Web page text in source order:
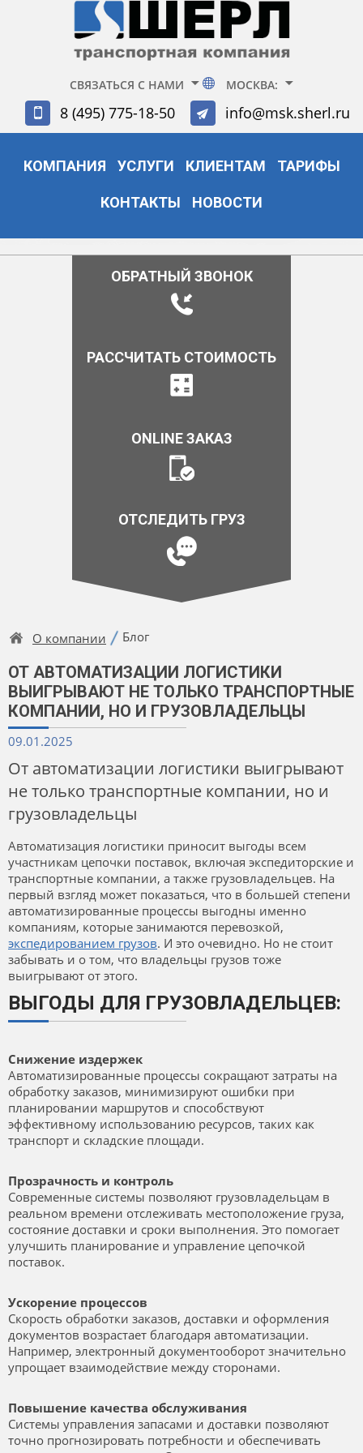
СВЯЗАТЬСЯ С НАМИ МОСКВА:
8 (495) 775-18-50 info@msk.sherl.ru
КОМПАНИЯ УСЛУГИ КЛИЕНТАМ ТАРИФЫ
КОНТАКТЫ НОВОСТИ
ОБРАТНЫЙ ЗВОНОК
РАССЧИТАТЬ СТОИМОСТЬ
ONLINE ЗАКАЗ
ОТСЛЕДИТЬ ГРУЗ
О компании Блог
ОТ АВТОМАТИЗАЦИИ ЛОГИСТИКИ
ВЫИГРЫВАЮТ НЕ ТОЛЬКО ТРАНСПОРТНЫЕ
КОМПАНИИ, НО И ГРУЗОВЛАДЕЛЬЦЫ
09.01.2025
От автоматизации логистики выигрывают
не только транспортные компании, но и
грузовладельцы
Автоматизация логистики приносит выгоды всем
участникам цепочки поставок, включая экспедиторские и
транспортные компании, а также грузовладельцев. На
первый взгляд может показаться, что в большей степени
автоматизированные процессы выгодны именно
компаниям, которые занимаются перевозкой,
экспедированием грузов. И это очевидно. Но не стоит
забывать и о том, что владельцы грузов тоже
выигрывают от этого.
ВЫГОДЫ ДЛЯ ГРУЗОВЛАДЕЛЬЦЕВ:
Снижение издержек
Автоматизированные процессы сокращают затраты на
обработку заказов, минимизируют ошибки при
планировании маршрутов и способствуют
эффективному использованию ресурсов, таких как
транспорт и складские площади.
Прозрачность и контроль
Современные системы позволяют грузовладельцам в
реальном времени отслеживать местоположение груза,
состояние доставки и сроки выполнения. Это помогает
улучшить планирование и управление цепочкой
поставок.
Ускорение процессов
Скорость обработки заказов, доставки и оформления
документов возрастает благодаря автоматизации.
Например, электронный документооборот значительно
упрощает взаимодействие между сторонами.
Повышение качества обслуживания
Системы управления запасами и доставки позволяют
точно прогнозировать потребности и обеспечивать